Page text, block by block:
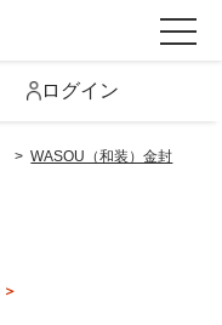
ログイン
> WASOU（和装）金封